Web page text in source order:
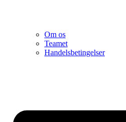
Om os
Teamet
Handelsbetingelser